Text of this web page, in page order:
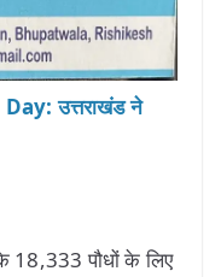
उत्तराखंड ने
18,333 पौधों के लिए